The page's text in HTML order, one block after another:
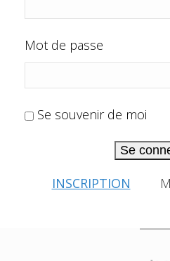
Mot de passe
Se souvenir de moi
Se
INSCRIPTION